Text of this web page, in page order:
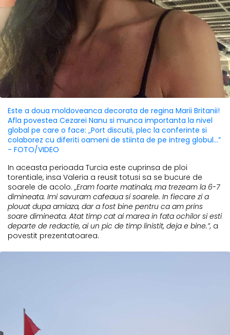
Este a doua moldoveanca decorata de regina Marii Britanii!
Afla povestea Cezarei Nanu si munca importanta la nivel
global pe care o face: „Port discutii, plec la conferinte si
colaborez cu diferiti oameni de stiinta de pe intreg globul...”
- FOTO/VIDEO
In aceasta perioada Turcia este cuprinsa de ploi
torentiale, insa Valeria a reusit totusi sa se bucure de
soarele de acolo.„Eram foarte matinala, ma trezeam la 6-7
dimineata. Imi savuram cafeaua si soarele. In fiecare zi a
plouat dupa amiaza, dar a fost bine pentru ca am prins
soare dimineata. Atat timp cat ai marea in fata ochilor si esti
departe de redactie, ai un pic de timp linistit, deja e bine.”, a
povestit prezentatoarea.